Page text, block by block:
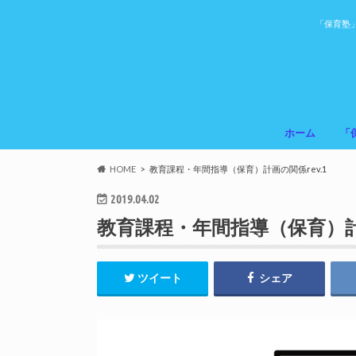
「保育
ホーム
HOME 教育課程・年間指導（保育）計画の関係rev.1
2019.04.02
教育課程・年間指導（保育）
ツイート シェア